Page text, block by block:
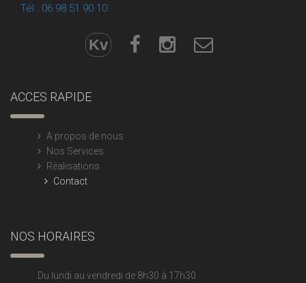
Tél : 06 98 51 90 10
Kv
ACCES RAPIDE
A propos de nous
Nos Services
Réalisations
Contact
NOS HORAIRES
Du lundi au vendredi de 8h30 à 17h30